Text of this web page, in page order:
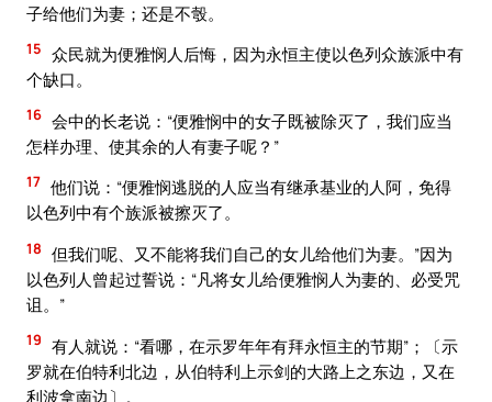
子给他们为妻；还是不彀。
15 众民就为便雅悯人后悔，因为永恒主使以色列众族派中有
个缺口。
16 会中的长老说：“便雅悯中的女子既被除灭了，我们应当
怎样办理、使其余的人有妻子呢？”
17 他们说：“便雅悯逃脱的人应当有继承基业的人阿，免得
以色列中有个族派被擦灭了。
18 但我们呢、又不能将我们自己的女儿给他们为妻。”因为
以色列人曾起过誓说：“凡将女儿给便雅悯人为妻的、必受咒
诅。”
19 有人就说：“看哪，在示罗年年有拜永恒主的节期”；〔示
罗就在伯特利北边，从伯特利上示剑的大路上之东边，又在
利波拿南边〕。